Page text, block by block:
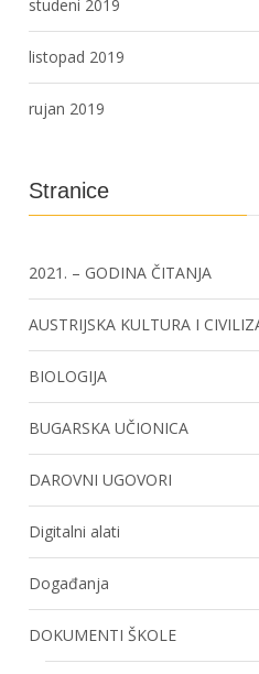
studeni 2019
listopad 2019
rujan 2019
Stranice
2021. – GODINA ČITANJA
AUSTRIJSKA KULTURA I
BIOLOGIJA
BUGARSKA UČIONICA
DAROVNI UGOVORI
Digitalni alati
Događanja
DOKUMENTI ŠKOLE